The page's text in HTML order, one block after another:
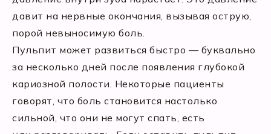
давит на нервные окончания, вызывая острую,
порой невыносимую боль.
Пульпит может развиться быстро — буквально
за несколько дней после появления глубокой
кариозной полости. Некоторые пациенты
говорят, что боль становится настолько
сильной, что они не могут спать, есть